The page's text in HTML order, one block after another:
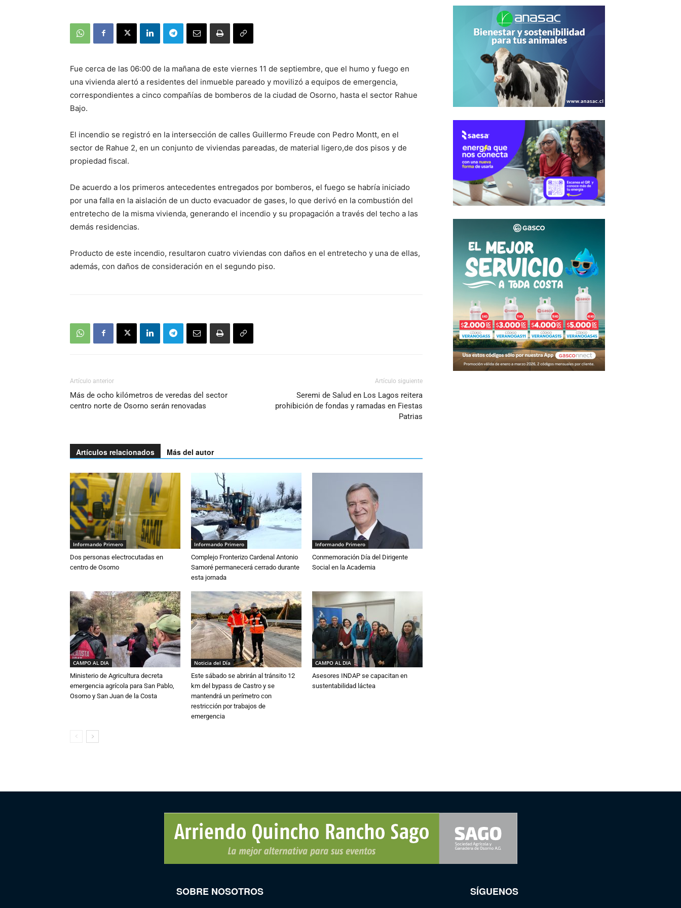
Fue cerca de las 06:00 de la mañana de este viernes 11 de septiembre, que el humo y fuego en
una vivienda alertó a residentes del inmueble pareado y movilizó a equipos de emergencia,
correspondientes a cinco compañías de bomberos de la ciudad de Osorno, hasta el sector Rahue
Bajo.
El incendio se registró en la intersección de calles Guillermo Freude con Pedro Montt, en el
sector de Rahue 2, en un conjunto de viviendas pareadas, de material ligero,de dos pisos y de
propiedad fiscal.
De acuerdo a los primeros antecedentes entregados por bomberos, el fuego se habría iniciado
por una falla en la aislación de un ducto evacuador de gases, lo que derivó en la combustión del
entretecho de la misma vivienda, generando el incendio y su propagación a través del techo a las
demás residencias.
Producto de este incendio, resultaron cuatro viviendas con daños en el entretecho y una de ellas,
además, con daños de consideración en el segundo piso.
Artículo anterior
Más de ocho kilómetros de veredas del sector
centro norte de Osorno serán renovadas
Artículo siguiente
Seremi de Salud en Los Lagos reitera
prohibición de fondas y ramadas en Fiestas
Patrias
Artículos relacionados Más del autor
Informando Primero
Dos personas electrocutadas en
centro de Osorno
Informando Primero
Complejo Fronterizo Cardenal Antonio
Samoré permanecerá cerrado durante
esta jornada
Informando Primero
Conmemoración Día del Dirigente
Social en la Academia
CAMPO AL DIA
Ministerio de Agricultura decreta
emergencia agrícola para San Pablo,
Osorno y San Juan de la Costa
Noticia del Día
Este sábado se abrirán al tránsito 12
km del bypass de Castro y se
mantendrá un perímetro con
restricción por trabajos de
emergencia
CAMPO AL DIA
Asesores INDAP se capacitan en
sustentabilidad láctea
SOBRE NOSOTROS SÍGUENOS